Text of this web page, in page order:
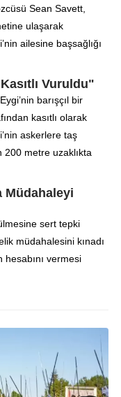
Sean Savett,
ulaşarak
ailesine başsağlığı
Vuruldu"
barışçıl bir
kasıtlı olarak
askerlere taş
200 metre uzaklıkta
Müdahaleyi
sert tepki
müdahalesini kınadı
hesabını vermesi